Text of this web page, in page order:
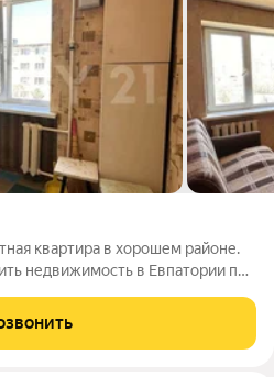
квартира в хорошем районе.
недвижимость в Евпатории по
«под ключ» по современным